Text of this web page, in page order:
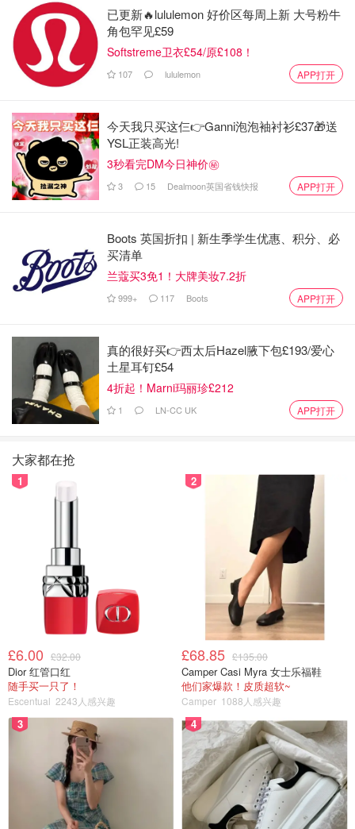
英国气象局也表示，12月下半月，英国部分地区依旧可能
“飘雪”。该机构对12月16日至30日的预测显示：“跟12月上
半月这‘动荡不安’的天气比起来，下半月高压天气的机会会
大很多，也就意味着更干燥。这样一来，夜里起大雾、结霜
的几率也会增加。”
“不过，部分地区还是会有阵雨、小雨和强风，特别是西
部。北部山区也可能迎来降雪。总体来看，气温大概率会接
近或略高于平均水平，但如果天气长时间保持稳定，也不排
除会有几天特别冷。”
以加小编服务号（DMxQianDuoDuo）了解更多英国优质折
扣和攻略内容~
来源：mirror.co.uk
已更新🔥lululemon 好价区每周上新 大号粉牛
角包罕见£59
Softstreme卫衣£54/原£108！
107 lululemon APP打开
今天我只买这仨👉Ganni泡泡袖衬衫£37🎁送
YSL正装高光!
3秒看完DM今日神价㊙️
3 15 Dealmoon英国省钱快报 APP打开
Boots 英国折扣 | 新生季学生优惠、积分、必
买清单
兰蔻买3免1！大牌美妆7.2折
999+ 117 Boots APP打开
真的很好买👉西太后Hazel腋下包£193/爱心
土星耳钉£54
4折起！Marni玛丽珍£212
1 LN-CC UK APP打开
大家都在抢
1
£6.00 £32.00
Dior 红管口红
随手买一只了！
Escentual 2243人感兴趣
2
£68.85 £135.00
Camper Casi Myra 女士乐福鞋
他们家爆款！皮质超软~
Camper 1088人感兴趣
3 4